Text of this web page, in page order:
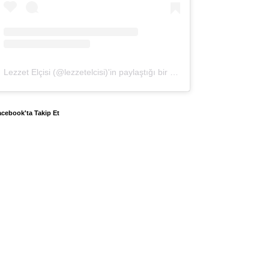
Lezzet Elçisi (@lezzetelcisi)'in paylaştığı bir gönderi
Takip Et